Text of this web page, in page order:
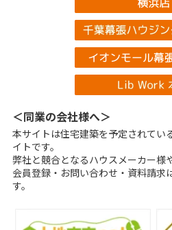
＜同業の会社様へ＞
本サイトは住宅建築を予定されてい
イトです。
弊社と競合となるハウスメーカー様
会員登録・お問い合わせ・資料請求
す。